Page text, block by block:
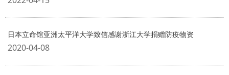
日本立命馆亚洲太平洋大学致信感谢浙江大学捐赠防疫物资
2020-04-08